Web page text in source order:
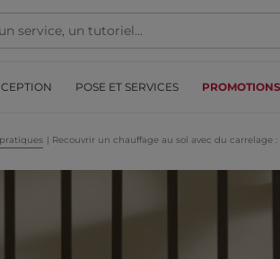
POSE ET SERVICES PROMOTIONS
| Recouvrir un chauffage au sol avec du carrelage :